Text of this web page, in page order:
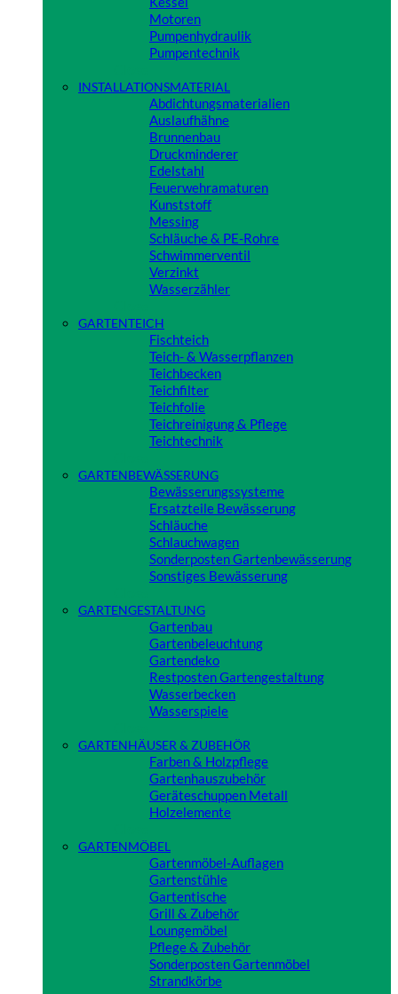
Motoren
Pumpenhydraulik
Pumpentechnik
INSTALLATIONSMATERIAL
Abdichtungsmaterialien
Auslaufhähne
Brunnenbau
Druckminderer
Edelstahl
Feuerwehramaturen
Kunststoff
Messing
Schläuche & PE-Rohre
Schwimmerventil
Verzinkt
Wasserzähler
GARTENTEICH
Fischteich
Teich- & Wasserpflanzen
Teichbecken
Teichfilter
Teichfolie
Teichreinigung & Pflege
Teichtechnik
GARTENBEWÄSSERUNG
Bewässerungssysteme
Ersatzteile Bewässerung
Schläuche
Schlauchwagen
Sonderposten Gartenbewässerung
Sonstiges Bewässerung
GARTENGESTALTUNG
Gartenbau
Gartenbeleuchtung
Gartendeko
Restposten Gartengestaltung
Wasserbecken
Wasserspiele
GARTENHÄUSER & ZUBEHÖR
Farben & Holzpflege
Gartenhauszubehör
Geräteschuppen Metall
Holzelemente
GARTENMÖBEL
Gartenmöbel-Auflagen
Gartenstühle
Gartentische
Grill & Zubehör
Loungemöbel
Pflege & Zubehör
Sonderposten Gartenmöbel
Strandkörbe